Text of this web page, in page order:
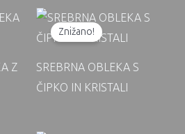
Z
Znižano!
SREBRNA OBLEKA S
ČIPKO IN KRISTALI